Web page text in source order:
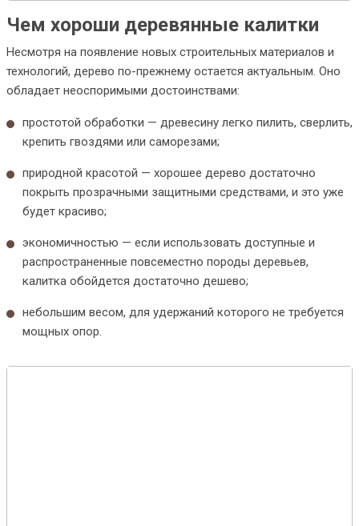
Чем хороши деревянные калитки
Несмотря на появление новых строительных материалов и
технологий, дерево по-прежнему остается актуальным. Оно
обладает неоспоримыми достоинствами:
простотой обработки — древесину легко пилить, сверлить,
крепить гвоздями или саморезами;
природной красотой — хорошее дерево достаточно
покрыть прозрачными защитными средствами, и это уже
будет красиво;
экономичностью — если использовать доступные и
распространенные повсеместно породы деревьев,
калитка обойдется достаточно дешево;
небольшим весом, для удержаний которого не требуется
мощных опор.